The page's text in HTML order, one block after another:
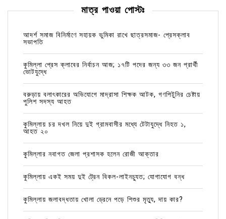
মাত্র পাওয়া পোস্টঃ
আদর্শ সমাজ বিনির্মাণে সহায়ক ভুমিকা রাখে ছাত্রসমাজ- প্রেসক্লাব
সভাপতি
কুমিল্লা প্রেস ক্লাবের নির্বাচন আজ; ১৭টি পদের জন্য ৩৩ জন প্রার্থী
ভোটযুদ্ধে
বরুড়ায় বলাৎকারের অভিযোগে মাদ্রাসা শিক্ষক আটক, গণপিটুনির চেষ্টায়
পুলিশ সদস্য আহত
কুমিল্লায় চর দখল নিয়ে দুই গ্রামবাসীর মধ্যে টেটাযুদ্ধে নিহত ১,
আহত ২০
কুমিল্লার নবাগত জেলা প্রশাসক হলেন রোজী আক্তার
কুমিল্লায় একই সময় দুই ট্রেন বিকল-লাইনচ্যুত; যোগাযোগ বন্ধ
কুমিল্লায় জলাবদ্ধতায় খোলা ড্রেনে পড়ে শিশুর মৃত্যু, দায় কার?